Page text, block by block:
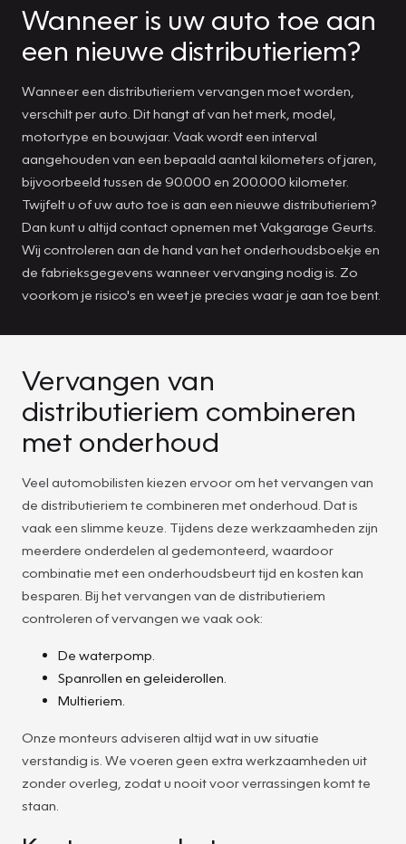
Wanneer is uw auto toe aan
een nieuwe distributieriem?
Wanneer een distributieriem vervangen moet worden,
verschilt per auto. Dit hangt af van het merk, model,
motortype en bouwjaar. Vaak wordt een interval
aangehouden van een bepaald aantal kilometers of jaren,
bijvoorbeeld tussen de 90.000 en 200.000 kilometer.
Twijfelt u of uw auto toe is aan een nieuwe distributieriem?
Dan kunt u altijd contact opnemen met Vakgarage Geurts.
Wij controleren aan de hand van het onderhoudsboekje en
de fabrieksgegevens wanneer vervanging nodig is. Zo
voorkom je risico's en weet je precies waar je aan toe bent.
Vervangen van
distributieriem combineren
met onderhoud
Veel automobilisten kiezen ervoor om het vervangen van
de distributieriem te combineren met onderhoud. Dat is
vaak een slimme keuze. Tijdens deze werkzaamheden zijn
meerdere onderdelen al gedemonteerd, waardoor
combinatie met een onderhoudsbeurt tijd en kosten kan
besparen. Bij het vervangen van de distributieriem
controleren of vervangen we vaak ook:
De waterpomp.
Spanrollen en geleiderollen.
Multieriem.
Onze monteurs adviseren altijd wat in uw situatie
verstandig is. We voeren geen extra werkzaamheden uit
zonder overleg, zodat u nooit voor verrassingen komt te
staan.